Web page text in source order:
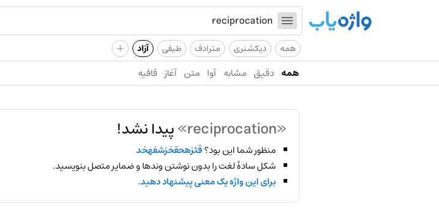
همه دیکشنری مترادف طیفی آزاد +
همه دقیق مشابه آوا متن آغاز قافیه
«reciprocation» پیدا نشد!
منظور شما این بود؟قثزهحقخزشفهخد
شکل سادهٔ لغت را بدون نوشتن وندها و ضمایر متصل بنویسید.
برای این واژه یک معنی پیشنهاد دهید.